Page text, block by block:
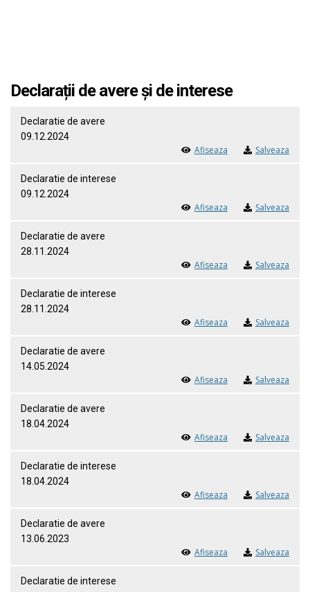
Declarații de avere și de interese
Declaratie de avere
09.12.2024
Afiseaza Salveaza
Declaratie de interese
09.12.2024
Afiseaza Salveaza
Declaratie de avere
28.11.2024
Afiseaza Salveaza
Declaratie de interese
28.11.2024
Afiseaza Salveaza
Declaratie de avere
14.05.2024
Afiseaza Salveaza
Declaratie de avere
18.04.2024
Afiseaza Salveaza
Declaratie de interese
18.04.2024
Afiseaza Salveaza
Declaratie de avere
13.06.2023
Afiseaza Salveaza
Declaratie de interese